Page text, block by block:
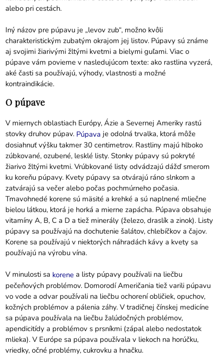
alebo pri cestách.
Iný názov pre púpavu je „levov zub“, možno kvôli
charakteristickým zubatým okrajom jej listov. Púpavy sú známe
aj svojimi žiarivými žltými kvetmi a bielymi guľami. Viac o
púpave vám povieme v nasledujúcom texte: ako rastlina vyzerá,
aké časti sa používajú, výhody, vlastnosti a možné
kontraindikácie.
O púpave
V miernych oblastiach Európy, Ázie a Severnej Ameriky rastú
stovky druhov púpav. Púpava je odolná trvalka, ktorá môže
dosiahnuť výšku takmer 30 centimetrov. Rastliny majú hlboko
zúbkované, ozubené, lesklé listy. Stonky púpavy sú pokryté
žiarivo žltými kvetmi. Vrúbkované listy odvádzajú dážď smerom
ku koreňu púpavy. Kvety púpavy sa otvárajú ráno slnkom a
zatvárajú sa večer alebo počas pochmúrneho počasia.
Tmavohnedé korene sú mäsité a krehké a sú naplnené mliečne
bielou látkou, ktorá je horká a mierne zapácha. Púpava obsahuje
vitamíny A, B, C a D a tiež minerály (železo, draslík a zinok). Listy
púpavy sa používajú na dochutenie šalátov, chlebíčkov a čajov.
Korene sa používajú v niektorých náhradách kávy a kvety sa
používajú na výrobu vína.
V minulosti sa korene a listy púpavy používali na liečbu
pečeňových problémov. Domorodí Američania tiež varili púpavu
vo vode a odvar používali na liečbu ochorení obličiek, opuchov,
kožných problémov a pálenia záhy. V tradičnej čínskej medicíne
sa púpava používala na liečbu žalúdočných problémov,
apendicitídy a problémov s prsníkmi (zápal alebo nedostatok
mlieka). V Európe sa púpava používala v liekoch na horúčku,
vriedky, očné problémy, cukrovku a hnačku.